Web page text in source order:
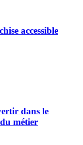
accessible
dans le
métier